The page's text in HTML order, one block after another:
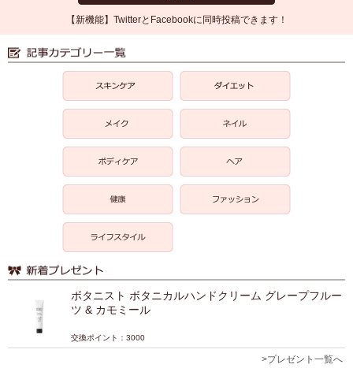
【新機能】TwitterとFacebookに同時投稿できます！
ボタニスト ボタニカルハンドクリーム グレープフルー
ツ & カモミール
交換ポイント：3000
>プレゼント一覧へ